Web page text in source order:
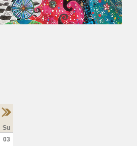
Su
03